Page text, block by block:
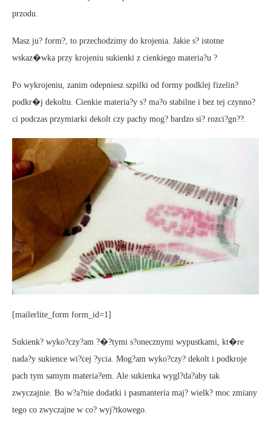
przodu.
Masz ju? form?, to przechodzimy do krojenia. Jakie s? istotne
wskaz�wka przy krojeniu sukienki z cienkiego materia?u ?
Po wykrojeniu, zanim odepniesz szpilki od formy podklej fizelin?
podkr�j dekoltu. Cienkie materia?y s? ma?o stabilne i bez tej czynno?
ci podczas przymiarki dekolt czy pachy mog? bardzo si? rozci?gn??.
[mailerlite_form form_id=1]
Sukienk? wyko?czy?am ?�?tymi s?onecznymi wypustkami, kt�re
nada?y sukience wi?cej ?ycia. Mog?am wyko?czy? dekolt i podkroje
pach tym samym materia?em. Ale sukienka wygl?da?aby tak
zwyczajnie. Bo w?a?nie dodatki i pasmanteria maj? wielk? moc zmiany
tego co zwyczajne w co? wyj?tkowego.